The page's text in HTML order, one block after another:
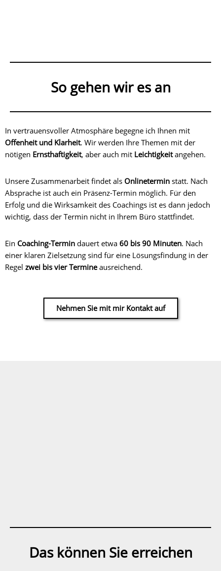
So gehen wir es an
In vertrauensvoller Atmosphäre begegne ich Ihnen mit
Offenheit und Klarheit. Wir werden Ihre Themen mit der
nötigen Ernsthaftigkeit, aber auch mit Leichtigkeitangehen.
Unsere Zusammenarbeit findet als Onlinetermin statt. Nach
Absprache ist auch ein Präsenz-Termin möglich. Für den
Erfolg und die Wirksamkeit des Coachings ist es dann jedoch
wichtig, dass der Termin nicht in Ihrem Büro stattfindet.
Ein Coaching-Termin dauert etwa 60 bis 90 Minuten. Nach
einer klaren Zielsetzung sind für eine Lösungsfindung in der
Regel zwei bis vier Termineausreichend.
Nehmen Sie mit mir Kontakt auf
Das können Sie erreichen